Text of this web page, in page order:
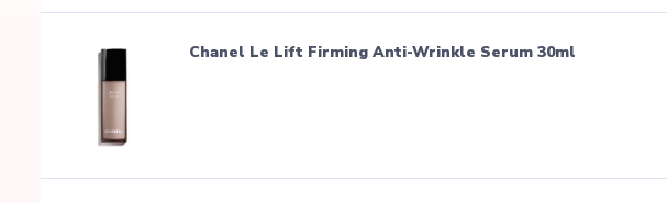
Chanel Le Lift Firming Anti-Wrinkle Serum 30ml